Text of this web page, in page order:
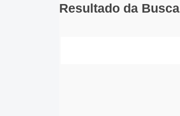
Resultado da Busca